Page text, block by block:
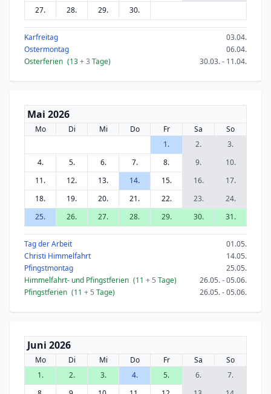
27.
28. 29. 30.
Karfreitag
03.04.
Ostermontag
06.04.
Osterferien (13+ 3 Tage) 30.03. - 11.04.
Mai 2026
Mo Di Mi Do Fr Sa
So
1.
2.
3.
4.
5. 6. 7. 8. 9.
10.
11.
12. 13. 14. 15. 16.
17.
18.
19. 20. 21. 22. 23.
24.
25.
26. 27. 28. 29. 30. 31.
Tag der Arbeit
01.05.
Christi Himmelfahrt
14.05.
Pfingstmontag
25.05.
Himmelfahrt- und Pfingstferien (11 + 5 Tage)
26.05. - 05.06.
Pfingstferien (11 + 5 Tage) 26.05. - 05.06.
Juni 2026
Mo Di Mi Do Fr Sa
So
1.
2. 3. 4. 5. 6.
7.